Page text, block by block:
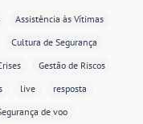
Assistência às Vítimas
Cultura de Segurança
Gestão de Riscos
live
resposta
de voo